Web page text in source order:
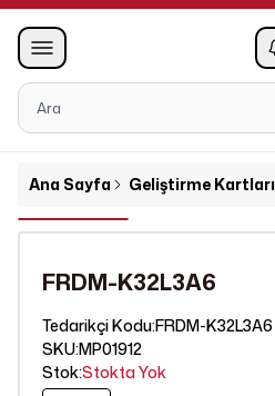
Ana Sayfa Geliştirme Kartları
FRDM-K32L3A6
Tedarikçi Kodu:FRDM-K32L3A6
SKU:MP01912
Stok:Stokta Yok